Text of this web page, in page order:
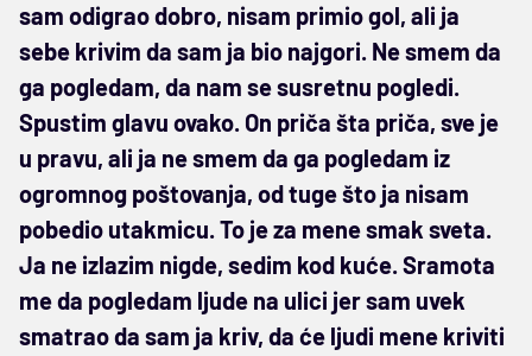
sam odigrao dobro, nisam primio gol, ali ja
sebe krivim da sam ja bio najgori. Ne smem da
ga pogledam, da nam se susretnu pogledi.
Spustim glavu ovako. On priča šta priča, sve je
u pravu, ali ja ne smem da ga pogledam iz
ogromnog poštovanja, od tuge što ja nisam
pobedio utakmicu. To je za mene smak sveta.
Ja ne izlazim nigde, sedim kod kuće. Sramota
me da pogledam ljude na ulici jer sam uvek
smatrao da sam ja kriv, da će ljudi mene kriviti